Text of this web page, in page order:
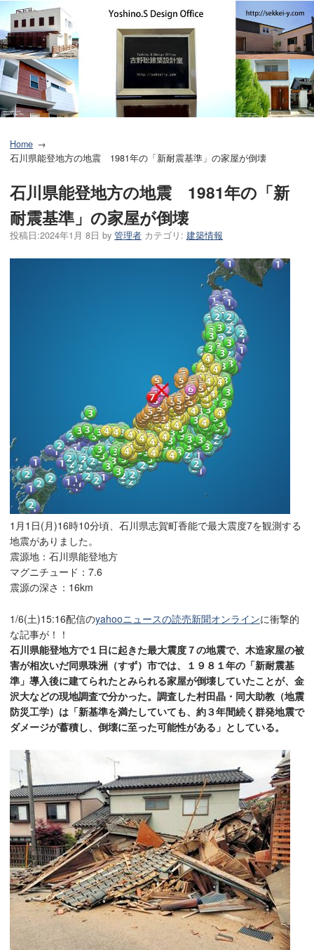
Home
石川県能登地方の地震 1981年の「新耐震基準」の家屋が倒壊
石川県能登地方の地震 1981年の「新
耐震基準」の家屋が倒壊
投稿日:2024年1月 8日 by 管理者 カテゴリ: 建築情報
1月1日(月)16時10分頃、石川県志賀町香能で最大震度7を観測する
地震がありました。
震源地：石川県能登地方
マグニチュード：7.6
震源の深さ：16km
1/6(土)15:16配信のyahooニュースの読売新聞オンラインに衝撃的
な記事が！！
石川県能登地方で１日に起きた最大震度７の地震で、木造家屋の被
害が相次いだ同県珠洲（すず）市では、１９８１年の「新耐震基
準」導入後に建てられたとみられる家屋が倒壊していたことが、金
沢大などの現地調査で分かった。調査した村田晶・同大助教（地震
防災工学）は「新基準を満たしていても、約３年間続く群発地震で
ダメージが蓄積し、倒壊に至った可能性がある」としている。